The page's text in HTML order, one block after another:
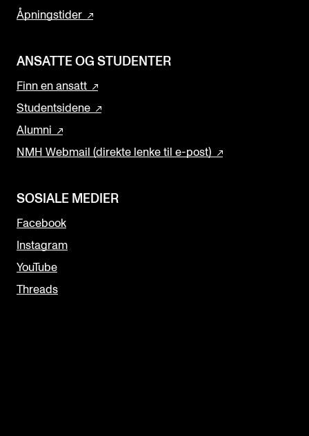
Åpningstider
ANSATTE OG STUDENTER
Finn en ansatt
Studentsidene
Alumni
NMH Webmail (direkte lenke til e-post)
SOSIALE MEDIER
Facebook
Instagram
YouTube
Threads